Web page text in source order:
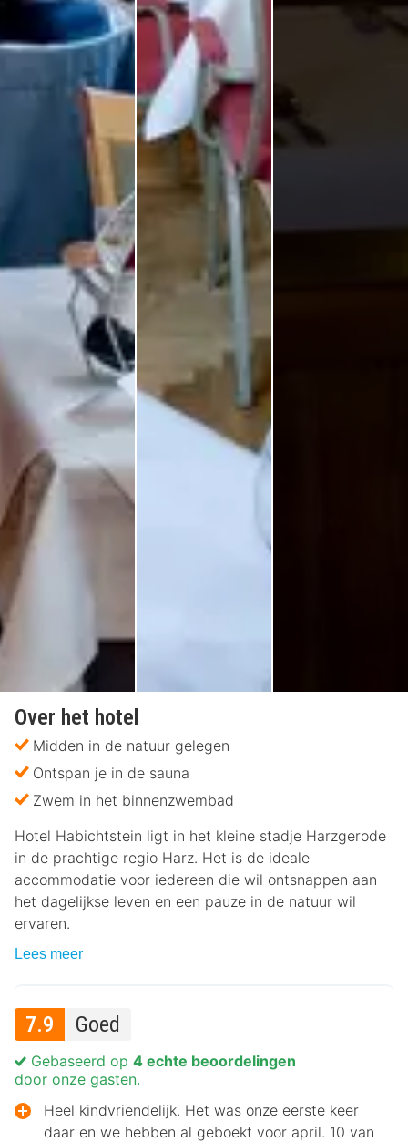
Over het hotel
Midden in de natuur gelegen
Ontspan je in de sauna
Zwem in het binnenzwembad
Hotel Habichtstein ligt in het kleine stadje Harzgerode
in de prachtige regio Harz. Het is de ideale
accommodatie voor iedereen die wil ontsnappen aan
het dagelijkse leven en een pauze in de natuur wil
ervaren.
Lees meer
7.9 Goed
Gebaseerd op 4 echte beoordelingen
door onze gasten.
Heel kindvriendelijk. Het was onze eerste keer
daar en we hebben al geboekt voor april. 10 van